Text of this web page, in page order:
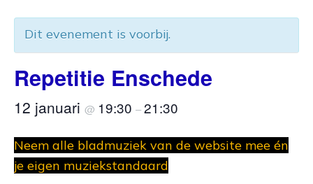
Dit evenement is voorbij.
Repetitie Enschede
12 januari @ 19:30 –21:30
Neem alle bladmuziek van de website mee én
je eigen muziekstandaard